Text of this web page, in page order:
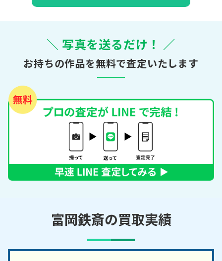
＼ 写真を送るだけ！ ／
お持ちの作品を無料で査定いたします
富岡鉄斎の買取実績